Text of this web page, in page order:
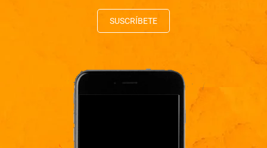
SUSCRÍBETE